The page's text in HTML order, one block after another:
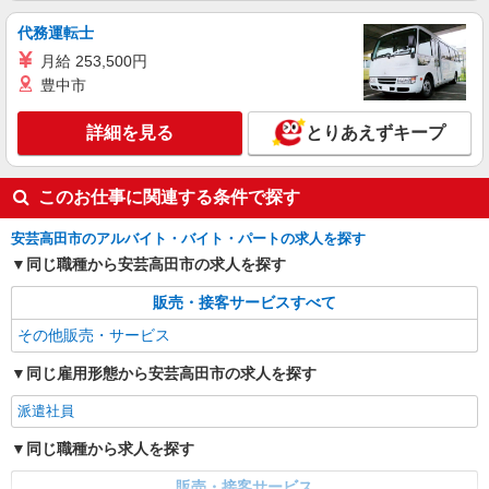
代務運転士
月給 253,500円
豊中市
詳細を見る とりあえずキープ
このお仕事に関連する条件で探す
安芸高田市のアルバイト・バイト・パートの求人を探す
同じ職種から安芸高田市の求人を探す
販売・接客サービスすべて
その他販売・サービス
同じ雇用形態から安芸高田市の求人を探す
派遣社員
同じ職種から求人を探す